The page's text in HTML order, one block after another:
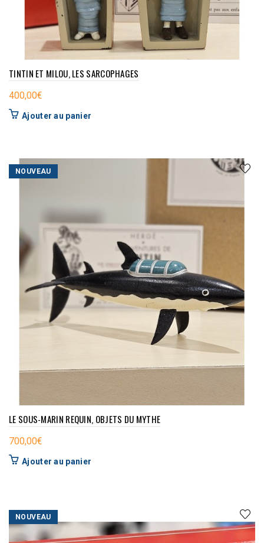
TINTIN ET MILOU, LES SARCOPHAGES
400,00€
Ajouter au panier
NOUVEAU
LE SOUS-MARIN REQUIN, OBJETS DU MYTHE
700,00€
Ajouter au panier
NOUVEAU